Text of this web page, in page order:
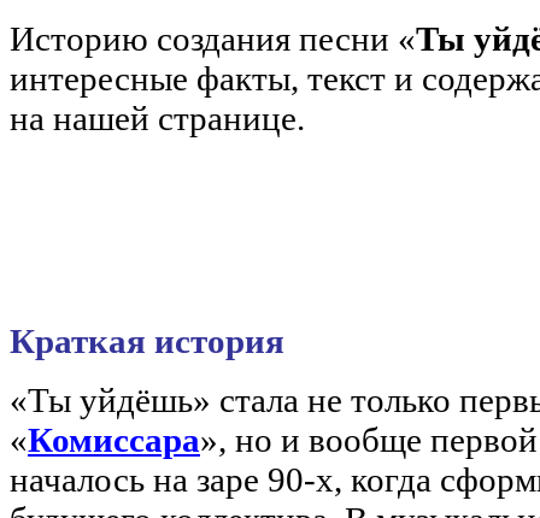
Историю создания песни «Ты
интересные факты, текст и
на нашей странице.
Краткая история
«Ты уйдёшь» стала не только
«Комиссара», но и вообще
началось на заре 90-х, когда